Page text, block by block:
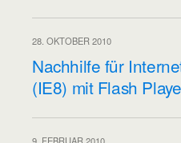
28. OKTOBER 2010
Nachhilfe für
(IE8) mit Flash